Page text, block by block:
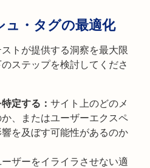
ュ・タグの最適化
トが提供する洞察を最大限
ステップを検討してくださ
定する： サイト上のどのメ
、またはユーザーエクスペ
を及ぼす可能性があるのか
ザーをイライラさせない適